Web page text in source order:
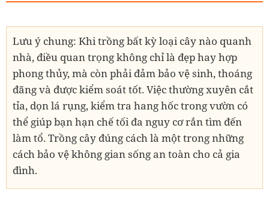
Lưu ý chung: Khi trồng bất kỳ loại cây nào quanh
nhà, điều quan trọng không chỉ là đẹp hay hợp
phong thủy, mà còn phải đảm bảo vệ sinh, thoáng
đãng và được kiểm soát tốt. Việc thường xuyên cắt
tỉa, dọn lá rụng, kiểm tra hang hốc trong vườn có
thể giúp bạn hạn chế tối đa nguy cơ rắn tìm đến
làm tổ. Trồng cây đúng cách là một trong những
cách bảo vệ không gian sống an toàn cho cả gia
đình.